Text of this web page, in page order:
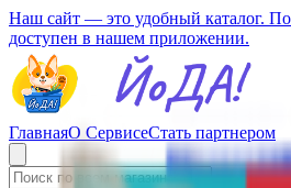
Наш сайт — это удобный каталог.
доступен в нашем приложении.
ГлавнаяО СервисеСтать партнером